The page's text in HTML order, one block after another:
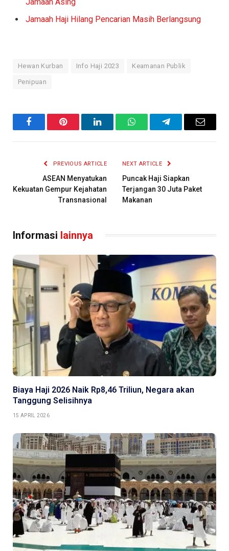
Jamaah Haji Hilang Pencarian Masih Berlangsung
Hewan Kurban Info Haji 2023 Keamanan Publik
Penipuan
FacebookPinterest LinkedInWhatsAppTelegramEmail
PREVIOUS ARTICLE
ASEAN Menyatukan
Kekuatan Gempur Kejahatan
Transnasional
NEXT ARTICLE
Puncak Haji Siapkan
Terjangan 30 Juta Paket
Makanan
Informasi lainnya
Biaya Haji 2026 Naik Rp8,46 Triliun, Negara akan
Tanggung Selisihnya
15 APRIL 2026